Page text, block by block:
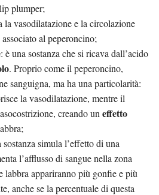
plumper;
la vasodilatazione e la circolazione
al peperoncino;
: è una sostanza che si ricava dall’acido
. Proprio come il peperoncino,
sanguigna, ma ha una particolarità:
la vasodilatazione, mentre il
creando un effetto
sostanza simula l’effetto di una
l’afflusso di sangue nella zona
labbra appariranno più gonfie e più
anche se la percentuale di questa